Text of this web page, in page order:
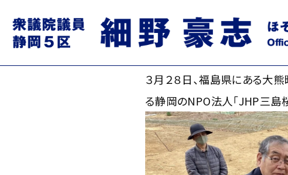
「人が一緒に住めば町ですよって
３月２８日、福島県にある大
る静岡のNPO法人「JHP三島